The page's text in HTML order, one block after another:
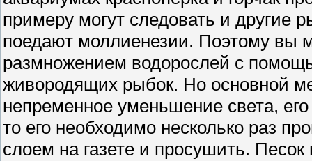
примеру могут следовать и другие
поедают моллиенезии. Поэтому вы
размножением водорослей с
живородящих рыбок. Но основной
непременное уменьшение света,
то его необходимо несколько раз
слоем на газете и просушить.